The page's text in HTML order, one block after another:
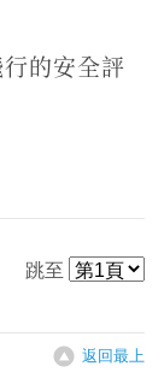
的安全評
跳至
返回最上